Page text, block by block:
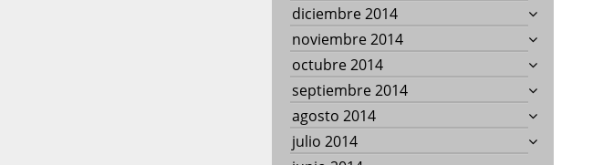
diciembre 2014
noviembre 2014
octubre 2014
septiembre 2014
agosto 2014
julio 2014